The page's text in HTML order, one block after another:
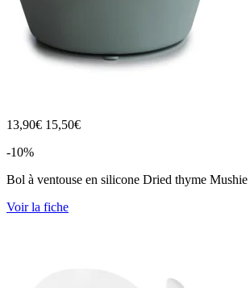
13,90€ 15,50€
-10%
Bol à ventouse en silicone Dried thyme Mushie
Voir la fiche